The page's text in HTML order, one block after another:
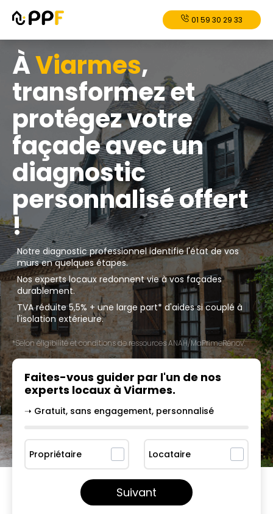
01 59 30 29 33
ÀViarmes,
transformez et
protégez votre
façade avec un
diagnostic
personnalisé offert
!
Notre diagnostic professionnel identifie l'état de vos
murs en quelques étapes.
Nos experts locaux redonnent vie à vos façades
durablement.
TVA réduite 5,5% + une large part* d'aides si couplé à
l'isolation extérieure.
*Selon éligibilité et conditions de ressources ANAH/MaPrimeRénov'.
Faites-vous guider par l'un de nos
experts locaux à Viarmes.
➝ Gratuit, sans engagement, personnalisé
Propriétaire Locataire
Suivant